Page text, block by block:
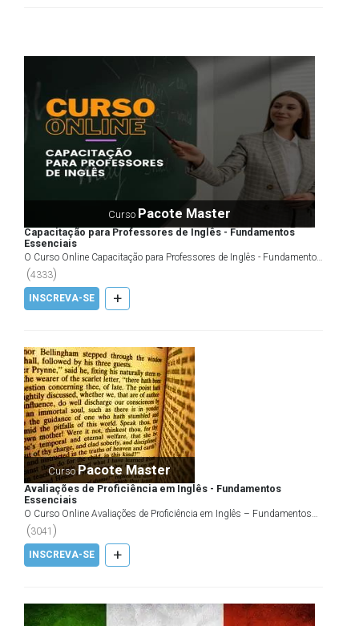
Curso Pacote Master
Capacitação para Professores de Inglês - Fundamentos
Essenciais
O Curso Online Capacitação para Professores de Inglês - Fundamentos
(4333)
INSCREVA-SE +
CursoPacote Master
Avaliações de Proficiência em Inglês - Fundamentos
Essenciais
O Curso Online Avaliações de Proficiência em Inglês – Fundamentos
Essenciais tem o objetivo de levar a você informa...
(3041 )
INSCREVA-SE +